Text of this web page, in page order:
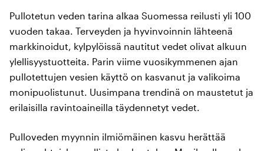
Pullotetun veden tarina alkaa Suomessa reilusti yli 100
vuoden takaa. Terveyden ja hyvinvoinnin lähteenä
markkinoidut, kylpylöissä nautitut vedet olivat alkuun
ylellisyystuotteita. Parin viime vuosikymmenen ajan
pullotettujen vesien käyttö on kasvanut ja valikoima
monipuolistunut. Uusimpana trendinä on maustetut ja
erilaisilla ravintoaineilla täydennetyt vedet.
Pulloveden myynnin ilmiömäinen kasvu herättää